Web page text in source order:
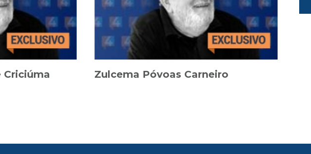
Criciúma Zulcema Póvoas Carneiro